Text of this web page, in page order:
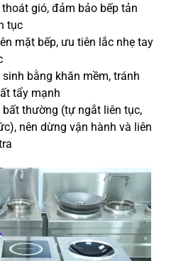
gió, đảm bảo bếp tản
tục
mặt bếp, ưu tiên lắc nhẹ tay
bằng khăn mềm, tránh
tẩy mạnh
bất thường (tự ngắt liên tục,
nên dừng vận hành và liên